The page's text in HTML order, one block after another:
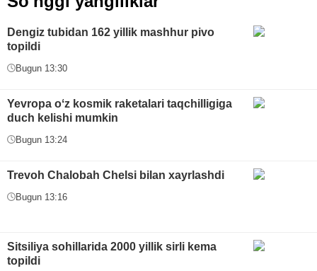
Dengiz tubidan 162 yillik mashhur pivo
topildi
Bugun 13:30
Yevropa oʻz kosmik raketalari taqchilligiga
duch kelishi mumkin
Bugun 13:24
Trevoh Chalobah Chelsi bilan xayrlashdi
Bugun 13:16
Sitsiliya sohillarida 2000 yillik sirli kema
topildi